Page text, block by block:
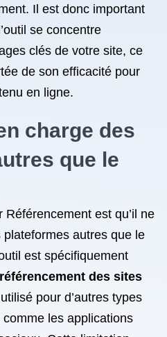
Il est donc important
se concentre
clés de votre site, ce
de son efficacité pour
en ligne.
charge des
que le
Référencement est qu’il ne
autres que le
est spécifiquement
référencement des sites
pour d’autres types
les applications